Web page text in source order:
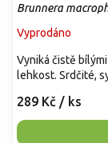
Brunnera
Vyprodáno
289 Kč / ks
Vyniká čistě
lehkost. Srdčité,